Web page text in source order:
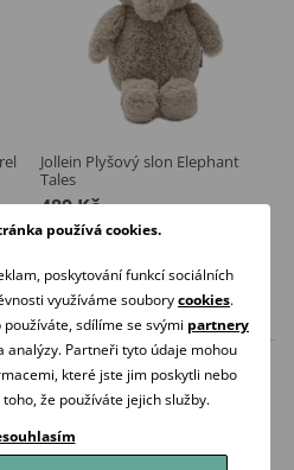
Jollein Plyšový slon Elephant
Tales
489 Kč
Skladem
Koupit
používá cookies.
poskytování funkcí sociálních
využíváme souborycookies.
sdílíme se svými partnery
analýzy. Partneři tyto údaje mohou
které jste jim poskytli nebo
že používáte jejich služby.